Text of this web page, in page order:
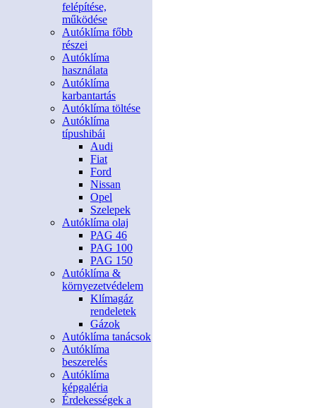
felépítése,
működése
Autóklíma főbb
részei
Autóklíma
használata
Autóklíma
karbantartás
Autóklíma töltése
Autóklíma
típushibái
Audi
Fiat
Ford
Nissan
Opel
Szelepek
Autóklíma olaj
PAG 46
PAG 100
PAG 150
Autóklíma &
környezetvédelem
Klímagáz
rendeletek
Gázok
Autóklíma tanácsok
Autóklíma
beszerelés
Autóklíma
képgaléria
Érdekességek a